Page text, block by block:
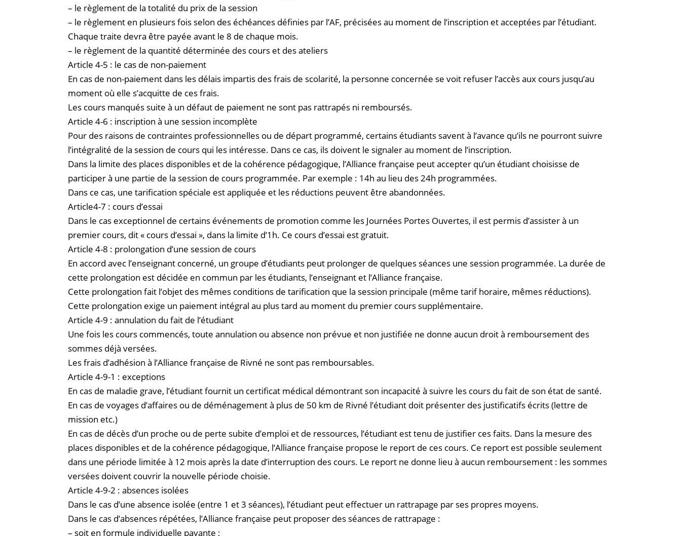
– le règlement de la totalité du prix de la session
– le règlement en plusieurs fois selon des échéances définies par l’AF, précisées au moment de l’inscription et acceptées par l’étudiant.
Chaque traite devra être payée avant le 8 de chaque mois.
– le règlement de la quantité déterminée des cours et des ateliers
Article 4-5 : le cas de non-paiement
En cas de non-paiement dans les délais impartis des frais de scolarité, la personne concernée se voit refuser l’accès aux cours jusqu’au
moment où elle s’acquitte de ces frais.
Les cours manqués suite à un défaut de paiement ne sont pas rattrapés ni remboursés.
Article 4-6 : inscription à une session incomplète
Pour des raisons de contraintes professionnelles ou de départ programmé, certains étudiants savent à l’avance qu’ils ne pourront suivre
l’intégralité de la session de cours qui les intéresse. Dans ce cas, ils doivent le signaler au moment de l’inscription.
Dans la limite des places disponibles et de la cohérence pédagogique, l’Alliance française peut accepter qu’un étudiant choisisse de
participer à une partie de la session de cours programmée. Par exemple : 14h au lieu des 24h programmées.
Dans ce cas, une tarification spéciale est appliquée et les réductions peuvent être abandonnées.
Article4-7 : cours d’essai
Dans le cas exceptionnel de certains événements de promotion comme les Journées Portes Ouvertes, il est permis d’assister à un
premier cours, dit « cours d’essai », dans la limite d’1h. Ce cours d’essai est gratuit.
Article 4-8 : prolongation d’une session de cours
En accord avec l’enseignant concerné, un groupe d’étudiants peut prolonger de quelques séances une session programmée. La durée de
cette prolongation est décidée en commun par les étudiants, l’enseignant et l’Alliance française.
Cette prolongation fait l’objet des mêmes conditions de tarification que la session principale (même tarif horaire, mêmes réductions).
Cette prolongation exige un paiement intégral au plus tard au moment du premier cours supplémentaire.
Article 4-9 : annulation du fait de l’étudiant
Une fois les cours commencés, toute annulation ou absence non prévue et non justifiée ne donne aucun droit à remboursement des
sommes déjà versées.
Les frais d’adhésion à l’Alliance française de Rivné ne sont pas remboursables.
Article 4-9-1 : exceptions
En cas de maladie grave, l’étudiant fournit un certificat médical démontrant son incapacité à suivre les cours du fait de son état de santé.
En cas de voyages d’affaires ou de déménagement à plus de 50 km de Rivné l’étudiant doit présenter des justificatifs écrits (lettre de
mission etc.)
En cas de décès d’un proche ou de perte subite d’emploi et de ressources, l’étudiant est tenu de justifier ces faits. Dans la mesure des
places disponibles et de la cohérence pédagogique, l’Alliance française propose le report de ces cours. Ce report est possible seulement
dans une période limitée à 12 mois après la date d’interruption des cours. Le report ne donne lieu à aucun remboursement : les sommes
versées doivent couvrir la nouvelle période choisie.
Article 4-9-2 : absences isolées
Dans le cas d’une absence isolée (entre 1 et 3 séances), l’étudiant peut effectuer un rattrapage par ses propres moyens.
Dans le cas d’absences répétées, l’Alliance française peut proposer des séances de rattrapage :
– soit en formule individuelle payante ;